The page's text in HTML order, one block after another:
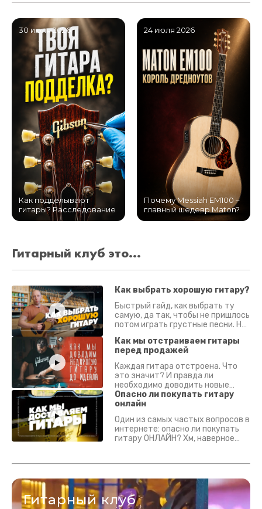
30 июля 2026
Как подделывают
гитары? Расследование
24 июля 2026
Почему Messiah EM100 –
главный шедевр Maton?
Гитарный клуб это...
Как выбрать хорошую гитару?
Быстрый гайд, как выбрать ту
самую, да так, чтобы не пришлось
потом играть грустные песни. На
Как мы отстраиваем гитары
перед продажей
Каждая гитара отстроена. Что
это значит? И правда ли
необходимо доводить новые
гитары? Если кратко - да.
Подробно - в видео :)
Опасно ли покупать гитару
онлайн
Один из самых частых вопросов в
интернете: опасно ли покупать
гитару ОНЛАЙН? Хм, наверное
застрахован. Случись что -
Гитарный клуб